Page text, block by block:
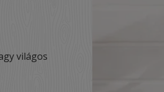
világos